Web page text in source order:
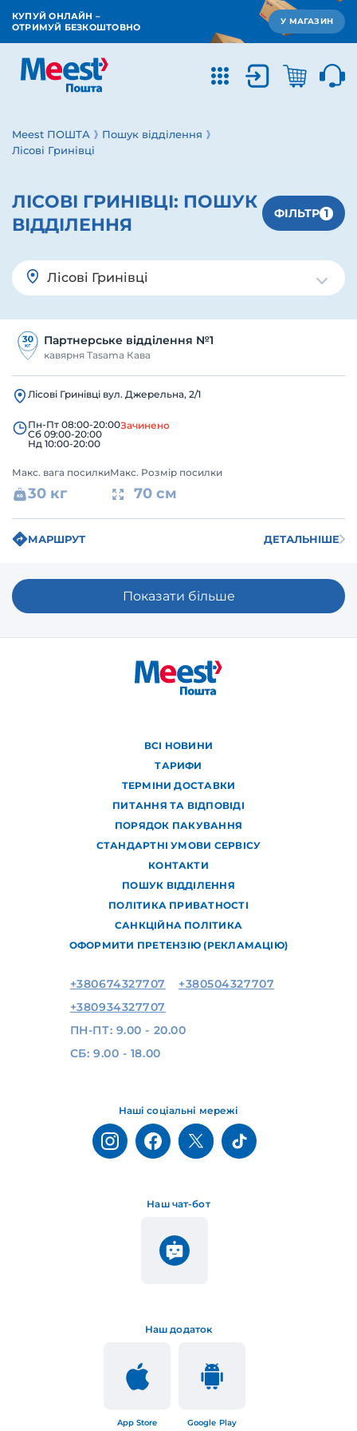
КУПУЙ ОНЛАЙН –
ОТРИМУЙ БЕЗКОШТОВНО
У МАГАЗИН
Meest ПОШТА
Пошук відділення
Лісові Гринівці
ЛІСОВІ ГРИНІВЦІ: ПОШУК
ВІДДІЛЕННЯ
ФІЛЬТР 1
Лісові Гринівці
Партнерське відділення №1
кавярня Tasama Кава
Лісові Гринівці вул. Джерельна, 2/1
Пн-Пт 08:00-20:00
Сб 09:00-20:00
Нд 10:00-20:00
Зачинено
Макс. вага посилки
30 кг
Макс. Розмір посилки
70 см
МАРШРУТ ДЕТАЛЬНІШЕ
Показати більше
ВСІ НОВИНИ
ТАРИФИ
ТЕРМІНИ ДОСТАВКИ
ПИТАННЯ ТА ВІДПОВІДІ
ПОРЯДОК ПАКУВАННЯ
СТАНДАРТНІ УМОВИ СЕРВІСУ
КОНТАКТИ
ПОШУК ВІДДІЛЕННЯ
ПОЛІТИКА ПРИВАТНОСТІ
САНКЦІЙНА ПОЛІТИКА
ОФОРМИТИ ПРЕТЕНЗІЮ (РЕКЛАМАЦІЮ)
Наш додаток
App Store Google Play
Наш чат-бот
Наші соціальні мережі
+380674327707
+380504327707
+380934327707
ПН-ПТ: 9.00 - 20.00
СБ: 9.00 - 18.00